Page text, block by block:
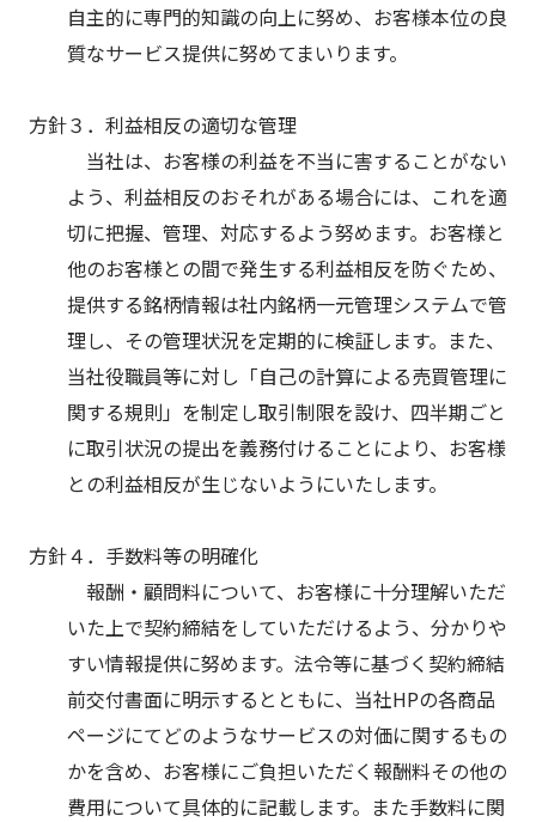
自主的に専門的知識の向上に努め、お客様本位の良
質なサービス提供に努めてまいります。
方針３．利益相反の適切な管理
当社は、お客様の利益を不当に害することがない
よう、利益相反のおそれがある場合には、これを適
切に把握、管理、対応するよう努めます。お客様と
他のお客様との間で発生する利益相反を防ぐため、
提供する銘柄情報は社内銘柄一元管理システムで管
理し、その管理状況を定期的に検証します。また、
当社役職員等に対し「自己の計算による売買管理に
関する規則」を制定し取引制限を設け、四半期ごと
に取引状況の提出を義務付けることにより、お客様
との利益相反が生じないようにいたします。
方針４．手数料等の明確化
報酬・顧問料について、お客様に十分理解いただ
いた上で契約締結をしていただけるよう、分かりや
すい情報提供に努めます。法令等に基づく契約締結
前交付書面に明示するとともに、当社HPの各商品
ページにてどのようなサービスの対価に関するもの
かを含め、お客様にご負担いただく報酬料その他の
費用について具体的に記載します。また手数料に関